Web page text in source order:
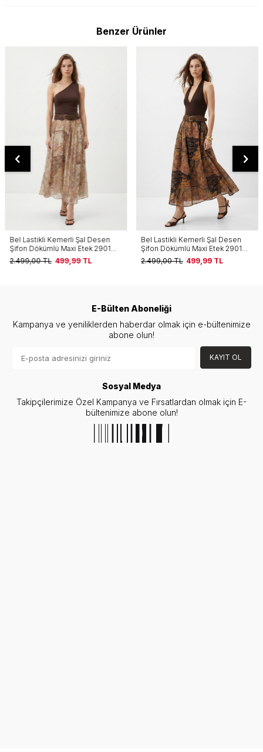
Benzer Ürünler
Bel Lastikli Kemerli Şal Desen
Şifon Dökümlü Maxi Etek 2901
Bej
2.499,00TL 499,99TL
Bel Lastikli Kemerli Şal Desen
Şifon Dökümlü Maxi Etek 2901
Siyah
2.499,00TL 499,99TL
E-Bülten Aboneliği
Kampanya ve yeniliklerden haberdar olmak için e-bültenimize
abone olun!
KAYIT OL
Sosyal Medya
Takipçilerimize Özel Kampanya ve Fırsatlardan olmak için E-
bültenimize abone olun!